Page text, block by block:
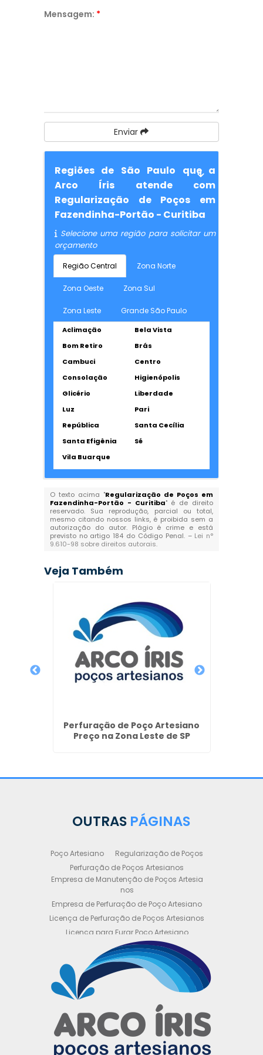
Mensagem: *
Enviar
Regiões de São Paulo que a
Arco Íris atende com
Regularização de Poços em
Fazendinha-Portão - Curitiba
Selecione uma região para solicitar um
orçamento
Região Central Zona Norte
Zona Oeste Zona Sul
Zona Leste Grande São Paulo
Aclimação
Bela Vista
Bom Retiro
Brás
Cambuci
Centro
Consolação
Higienópolis
Glicério
Liberdade
Luz
Pari
República
Santa Cecília
Santa Efigênia
Sé
Vila Buarque
O texto acima "Regularização de Poços em
Fazendinha-Portão - Curitiba" é de direito
reservado. Sua reprodução, parcial ou total,
mesmo citando nossos links, é proibida sem a
autorização do autor. Plágio é crime e está
previsto no artigo 184 do Código Penal. – Lei n°
9.610-98 sobre direitos autorais.
Veja Também
Perfuração de Poço Artesiano
Preço na Zona Leste de SP
OUTRAS PÁGINAS
Poço Artesiano
Regularização de Poços
Perfuração de Poços Artesianos
Empresa de Manutenção de Poços Artesia
nos
Empresa de Perfuração de Poço Artesiano
Licença de Perfuração de Poços Artesianos
Licença para Furar Poço Artesiano
Licença para Perfuração de Poço Artesiano
Licença para Poço Semi Artesiano
Manutenção de Poço Semi Artesiano
Manutenção Preventiva de Poços Artesiano
Obtenha sua Licença de Perfuração de Poç
o Artesiano
Orçamento de Poço Semi Artesiano
Orçamento para Perfuração de Poço Artesi